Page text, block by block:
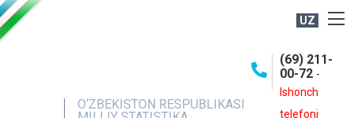
UZ
O‘ZBEKISTON RESPUBLIKASI
(69) 211-
00-72 -
Ishonch
telefoni
NASHRLAR